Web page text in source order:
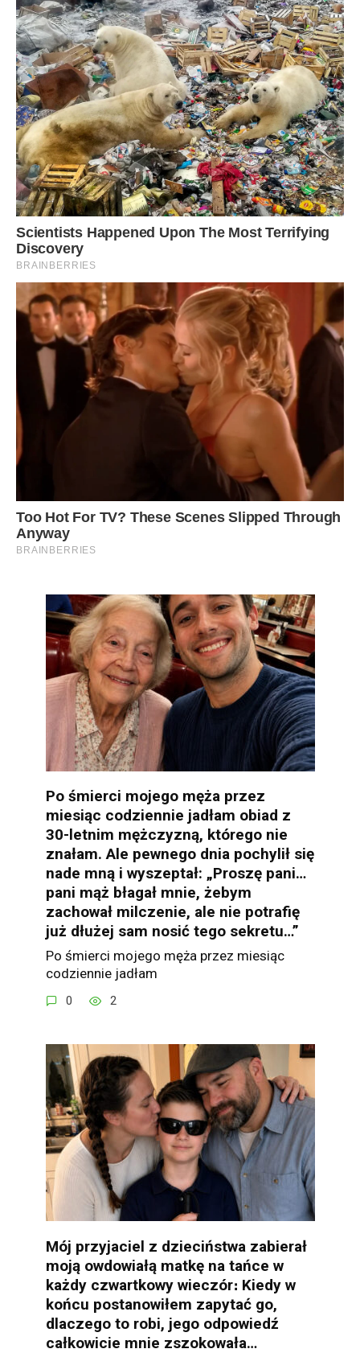
Po śmierci mojego męża przez
miesiąc codziennie jadłam obiad z
30-letnim mężczyzną, którego nie
znałam. Ale pewnego dnia pochylił się
nade mną i wyszeptał: „Proszę pani…
pani mąż błagał mnie, żebym
zachował milczenie, ale nie potrafię
już dłużej sam nosić tego sekretu…”
Po śmierci mojego męża przez miesiąc
codziennie jadłam
0 2
Mój przyjaciel z dzieciństwa zabierał
moją owdowiałą matkę na tańce w
każdy czwartkowy wieczór։ Kiedy w
końcu postanowiłem zapytać go,
dlaczego to robi, jego odpowiedź
całkowicie mnie zszokowała…